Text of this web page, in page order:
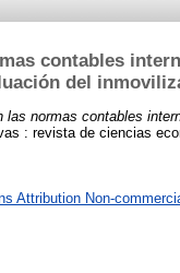
contables
del
normas contables
: revista de ciencias
Attribution Non-